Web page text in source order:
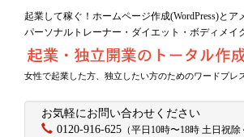
起業して稼ぐ！ホームページ作成(WordPress)とア
パーソナルトレーナー・ダイエット・ボディメイ
女性で起業した方、独立したい方のためのワードプレ
お気軽にお問い合わせください
0120-916-625 （平日10時〜18時 土日祝除